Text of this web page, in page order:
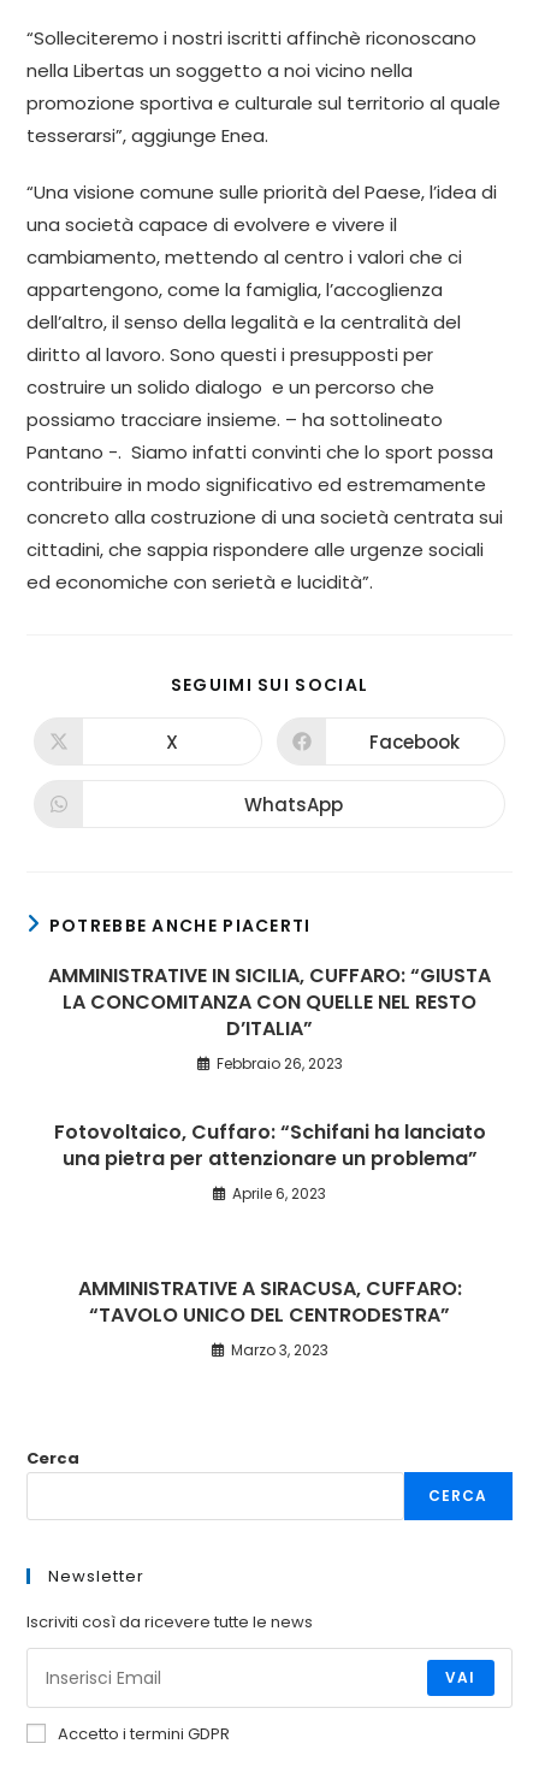
“Solleciteremo i nostri iscritti affinchè riconoscano
nella Libertas un soggetto a noi vicino nella
promozione sportiva e culturale sul territorio al quale
tesserarsi”, aggiunge Enea.
“Una visione comune sulle priorità del Paese, l’idea di
una società capace di evolvere e vivere il
cambiamento, mettendo al centro i valori che ci
appartengono, come la famiglia, l’accoglienza
dell’altro, il senso della legalità e la centralità del
diritto al lavoro. Sono questi i presupposti per
costruire un solido dialogo e un percorso che
possiamo tracciare insieme. – ha sottolineato
Pantano -. Siamo infatti convinti che lo sport possa
contribuire in modo significativo ed estremamente
concreto alla costruzione di una società centrata sui
cittadini, che sappia rispondere alle urgenze sociali
ed economiche con serietà e lucidità”.
SEGUIMI SUI SOCIAL
X Facebook
WhatsApp
POTREBBE ANCHE PIACERTI
AMMINISTRATIVE IN SICILIA, CUFFARO: “GIUSTA
LA CONCOMITANZA CON QUELLE NEL RESTO
D’ITALIA”
Febbraio 26, 2023
Fotovoltaico, Cuffaro: “Schifani ha lanciato
una pietra per attenzionare un problema”
Aprile 6, 2023
AMMINISTRATIVE A SIRACUSA, CUFFARO:
“TAVOLO UNICO DEL CENTRODESTRA”
Marzo 3, 2023
Cerca
CERCA
Newsletter
Iscriviti così da ricevere tutte le news
VAI
Accetto i termini GDPR